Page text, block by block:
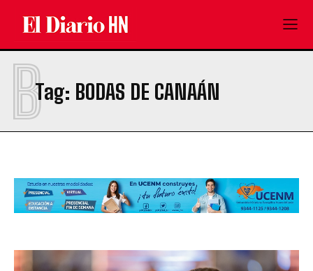
Tag: BODAS DE CANAÁN
B